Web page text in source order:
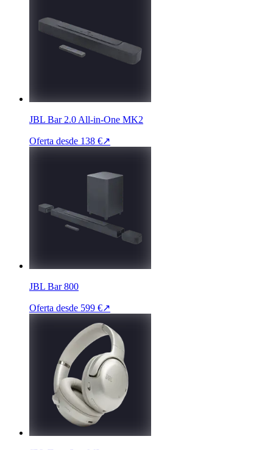
JBL Bar 2.0 All-in-One MK2
Oferta desde 138 €↗
JBL Bar 800
Oferta desde 599 €↗